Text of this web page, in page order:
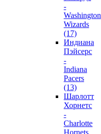
-
Washington
Wizards
(17)
Индиана
Пэйсерс
-
Indiana
Pacers
(13)
Шарлотт
Хорнетс
-
Charlotte
Hornets